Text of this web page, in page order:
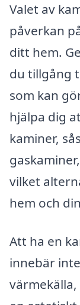
Valet av
påverkan
ditt hem.
du tillgång
som kan
hjälpa dig
kaminer,
vilket
hem och
Att ha en
innebär